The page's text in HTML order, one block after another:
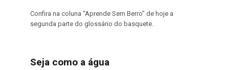
Confira na coluna “Aprende Sem Berro” de hoje a
segunda parte do glossário do basquete.
Seja como a água